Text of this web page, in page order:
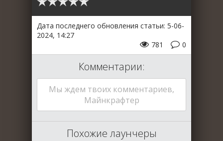
Дата последнего обновления статьи: 5-06-
2024, 14:27
0
781
Комментарии:
Мы ждем твоих комментариев,
Майнкрафтер
Похожие лаунчеры